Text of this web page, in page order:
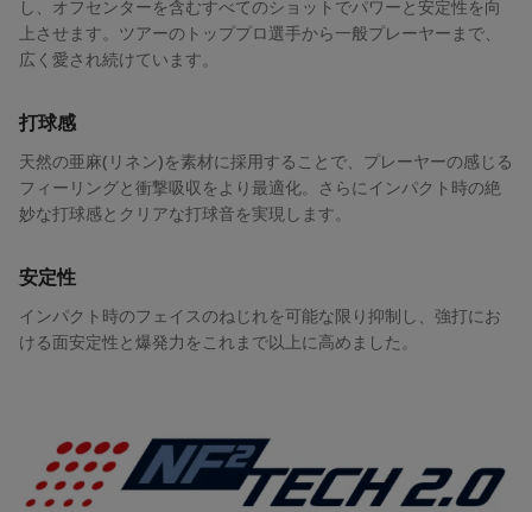
し、オフセンターを含むすべてのショットでパワーと安定性を向
上させます。ツアーのトッププロ選手から一般プレーヤーまで、
広く愛され続けています。
打球感
天然の亜麻(リネン)を素材に採用することで、プレーヤーの感じる
フィーリングと衝撃吸収をより最適化。さらにインパクト時の絶
妙な打球感とクリアな打球音を実現します。
安定性
インパクト時のフェイスのねじれを可能な限り抑制し、強打にお
ける面安定性と爆発力をこれまで以上に高めました。